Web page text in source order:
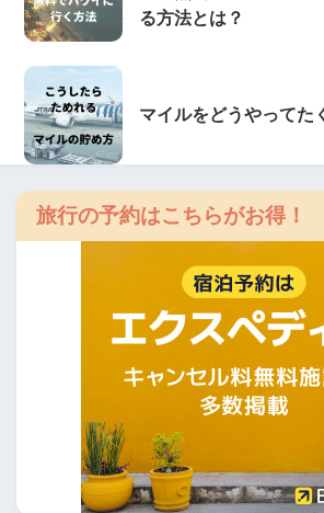
る方法とは？
マイルをどうやってた
旅行の予約はこちらがお得！